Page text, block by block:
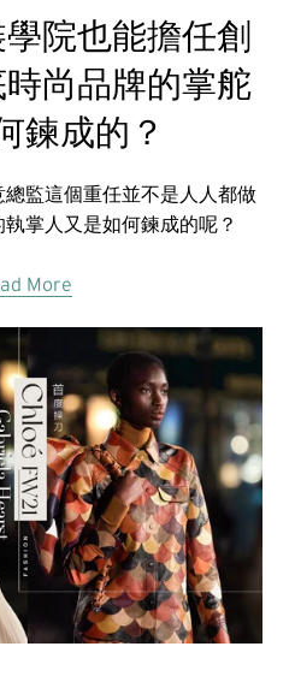
院也能擔任創
尚品牌的掌舵
鍊成的？
監這個重任並不是人人都做
掌人又是如何鍊成的呢？
More